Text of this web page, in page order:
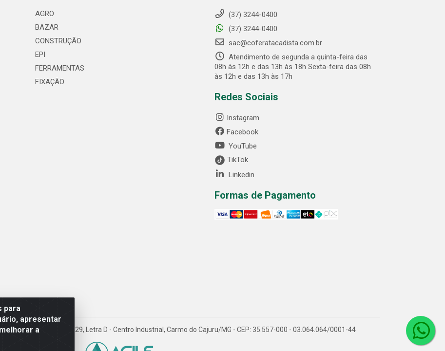
para
apresentar
a
AGRO
BAZAR
CONSTRUÇÃO
EPI
FERRAMENTAS
FIXAÇÃO
(37) 3244-0400
(37) 3244-0400
sac@coferatacadista.com.br
Atendimento de segunda a quinta-feira das
08h às 12h e das 13h às 18h Sexta-feira das 08h
às 12h e das 13h às 17h
Redes Sociais
Instagram
Facebook
YouTube
TikTok
Linkedin
Formas de Pagamento
Avenida Progresso, 1829, Letra D - Centro Industrial, Carmo do Cajuru/MG - CEP: 35.557-000 - 03.064.064/0001-44